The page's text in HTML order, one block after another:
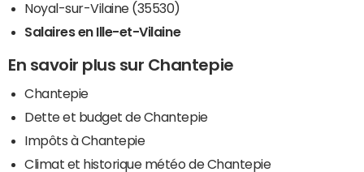
Noyal-sur-Vilaine (35530)
Salaires en Ille-et-Vilaine
En savoir plus sur Chantepie
Chantepie
Dette et budget de Chantepie
Impôts à Chantepie
Climat et historique météo de Chantepie